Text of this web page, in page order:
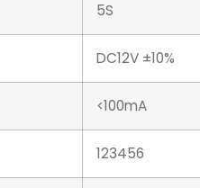
5S
DC12V ±10%
<100mA
123456